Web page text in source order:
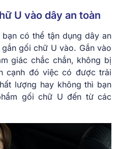
U vào dây an toàn
có thể tận dụng dây an
gối chữ U vào. Gắn vào
giác chắc chắn, không bị
cạnh đó việc có được trải
lượng hay không thì bạn
gối chữ U đến từ các